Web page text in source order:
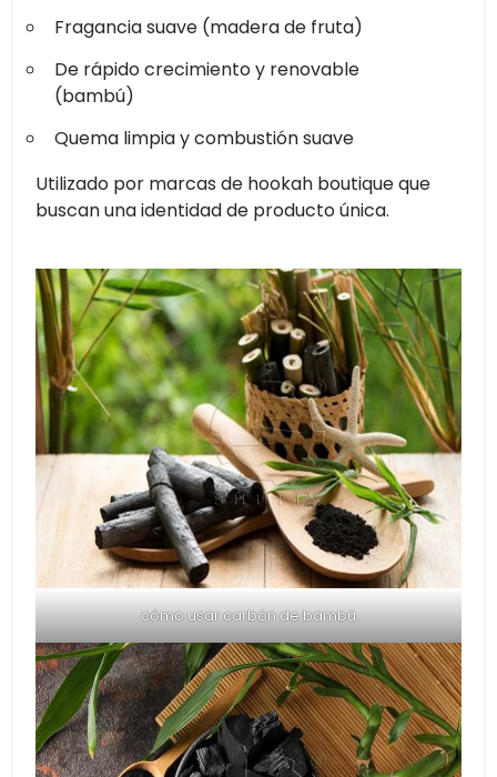
Fragancia suave (madera de fruta)
De rápido crecimiento y renovable
(bambú)
Quema limpia y combustión suave
Utilizado por marcas de hookah boutique que
buscan una identidad de producto única.
cómo usar carbón de bambú